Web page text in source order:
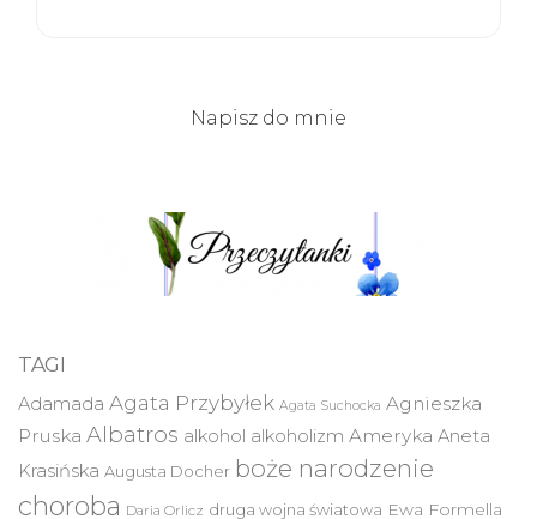
Napisz do mnie
TAGI
Adamada Agata Przybyłek Agata Suchocka Agnieszka
Pruska Albatros alkohol alkoholizm Ameryka Aneta
Krasińska Augusta Docher boże narodzenie
choroba Daria Orlicz druga wojna światowa Ewa Formella